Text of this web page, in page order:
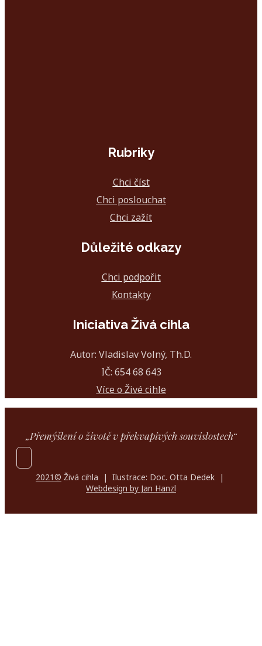
Rubriky
Chci číst
Chci poslouchat
Chci zažít
Důležité odkazy
Chci podpořit
Kontakty
Iniciativa Živá cihla
Autor: Vladislav Volný, Th.D.
IČ: 654 68 643
Více o Živé cihle
„Přemýšlení o životě v překvapivých souvislostech“
2021© Živá cihla | Ilustrace: Doc. Otta Dedek |
Webdesign by Jan Hanzl